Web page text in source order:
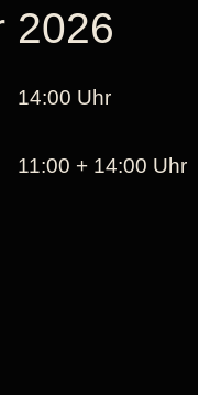
2026
14:00 Uhr
11:00 + 14:00 Uhr